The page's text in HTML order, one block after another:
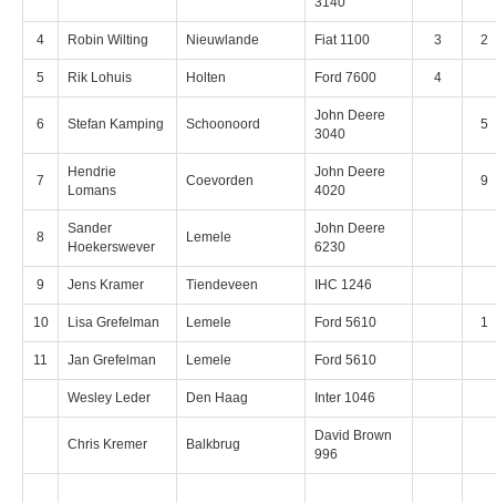
4 Robin Wilting Nieuwlande Fiat 1100 3 2
5 Rik Lohuis Holten Ford 7600 4
6 Stefan Kamping Schoonoord
John Deere
3040
5
7
Hendrie
Lomans
Coevorden
John Deere
4020
9
8
Sander
Hoekerswever
Lemele
John Deere
6230
9 Jens Kramer Tiendeveen IHC 1246
10 Lisa Grefelman Lemele Ford 5610 1
11 Jan Grefelman Lemele Ford 5610
Wesley Leder Den Haag Inter 1046
Chris Kremer Balkbrug
David Brown
996